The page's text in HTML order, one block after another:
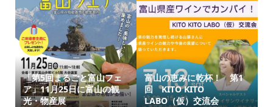
「第5回まるごと富山フェ
ア」11月25日に富山の観
光・物産展
富山の恵みに乾杯！ 第1
回 KITO KITO
LABO（仮）交流会